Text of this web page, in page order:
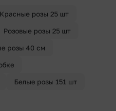
Красные розы 25 шт
Розовые розы 25 шт
розы 40 см
Белые розы 151 шт